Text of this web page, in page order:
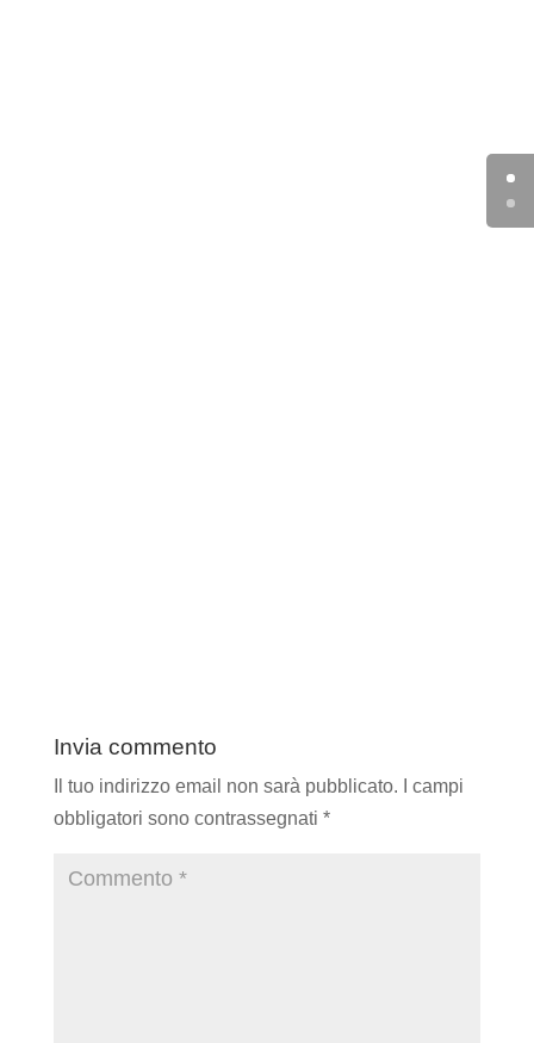
Invia commento
Il tuo indirizzo email non sarà pubblicato.
I campi
obbligatori sono contrassegnati *